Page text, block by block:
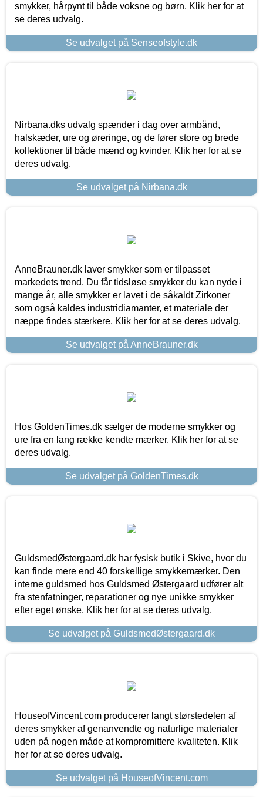
smykker, hårpynt til både voksne og børn. Klik her for at
se deres udvalg.
Se udvalget på Senseofstyle.dk
Nirbana.dks udvalg spænder i dag over armbånd,
halskæder, ure og øreringe, og de fører store og brede
kollektioner til både mænd og kvinder. Klik her for at se
deres udvalg.
Se udvalget på Nirbana.dk
AnneBrauner.dk laver smykker som er tilpasset
markedets trend. Du får tidsløse smykker du kan nyde i
mange år, alle smykker er lavet i de såkaldt Zirkoner
som også kaldes industridiamanter, et materiale der
næppe findes stærkere. Klik her for at se deres udvalg.
Se udvalget på AnneBrauner.dk
Hos GoldenTimes.dk sælger de moderne smykker og
ure fra en lang række kendte mærker. Klik her for at se
deres udvalg.
Se udvalget på GoldenTimes.dk
GuldsmedØstergaard.dk har fysisk butik i Skive, hvor du
kan finde mere end 40 forskellige smykkemærker. Den
interne guldsmed hos Guldsmed Østergaard udfører alt
fra stenfatninger, reparationer og nye unikke smykker
efter eget ønske. Klik her for at se deres udvalg.
Se udvalget på GuldsmedØstergaard.dk
HouseofVincent.com producerer langt størstedelen af
deres smykker af genanvendte og naturlige materialer
uden på nogen måde at kompromittere kvaliteten. Klik
her for at se deres udvalg.
Se udvalget på HouseofVincent.com